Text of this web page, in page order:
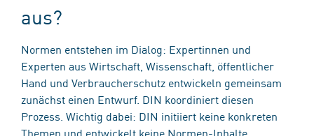
aus?
Normen entstehen im Dialog: Expertinnen und
Experten aus Wirtschaft, Wissenschaft, öffentlicher
Hand und Verbraucherschutz entwickeln gemeinsam
zunächst einen Entwurf. DIN koordiniert diesen
Prozess. Wichtig dabei: DIN initiiert keine konkreten
Themen und entwickelt keine Normen-Inhalte,